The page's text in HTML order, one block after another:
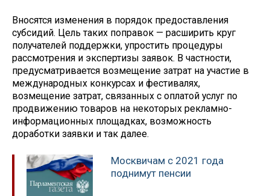
Вносятся изменения в порядок предоставления
субсидий. Цель таких поправок — расширить круг
получателей поддержки, упростить процедуры
рассмотрения и экспертизы заявок. В частности,
предусматривается возмещение затрат на участие в
международных конкурсах и фестивалях,
возмещение затрат, связанных с оплатой услуг по
продвижению товаров на некоторых рекламно-
информационных площадках, возможность
доработки заявки и так далее.
Москвичам с 2021 года
поднимут пенсии